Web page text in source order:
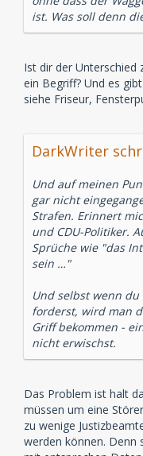
ist. Was soll denn
Ist dir der Unterschied
ein Begriff? Und es
siehe Friseur,
DarkWriter
Und auf meinen
gar nicht
Strafen. Erinnert
und CDU-Politiker.
Sprüche wie "das
sein …"
Und selbst wenn
forderst, wird man
Griff bekommen -
nicht erwischst.
Das Problem ist halt
müssen um eine
zu wenige
werden können. Denn